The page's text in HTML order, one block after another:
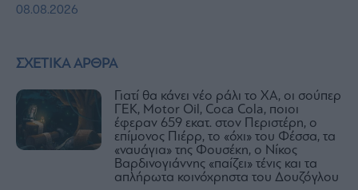
ΣΧΕΤΙΚΑ ΑΡΘΡΑ
Γιατί θα κάνει νέο ράλι το ΧΑ, οι σούπερ
ΓΕΚ, Motor Oil, Coca Cola, ποιοι
έφεραν 659 εκατ. στον Περιστέρη, ο
επίμονος Πιέρρ, το «όχι» του Φέσσα, τα
«ναυάγια» της Φουσέκη, ο Νίκος
Βαρδινογιάννης «παίζει» τένις και τα
απλήρωτα κοινόχρηστα του Δουζόγλου
08.08.2026